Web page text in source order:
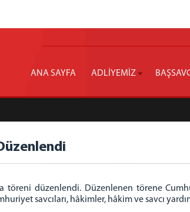
ANA SAYFA ADLİYEMİZ
düzenlendi. Düzenlenen törene
savcıları, hâkimler, hâkim ve savcı